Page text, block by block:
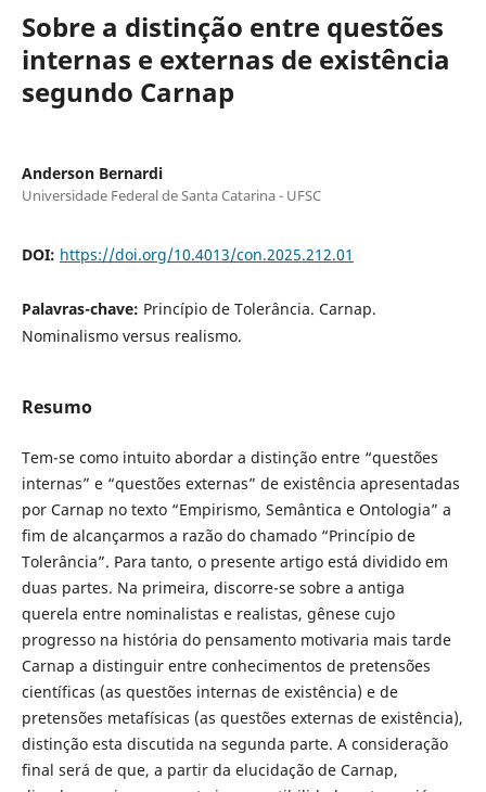
Sobre a distinção entre questões
internas e externas de existência
segundo Carnap
Anderson Bernardi
Universidade Federal de Santa Catarina - UFSC
DOI: https://doi.org/10.4013/con.2025.212.01
Palavras-chave: Princípio de Tolerância. Carnap.
Nominalismo versus realismo.
Resumo
Tem-se como intuito abordar a distinção entre “questões
internas” e “questões externas” de existência apresentadas
por Carnap no texto “Empirismo, Semântica e Ontologia” a
fim de alcançarmos a razão do chamado “Princípio de
Tolerância”. Para tanto, o presente artigo está dividido em
duas partes. Na primeira, discorre-se sobre a antiga
querela entre nominalistas e realistas, gênese cujo
progresso na história do pensamento motivaria mais tarde
Carnap a distinguir entre conhecimentos de pretensões
científicas (as questões internas de existência) e de
pretensões metafísicas (as questões externas de existência),
distinção esta discutida na segunda parte. A consideração
final será de que, a partir da elucidação de Carnap,